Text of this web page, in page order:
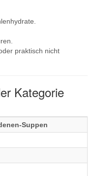
praktisch nicht
Kategorie
Suppen